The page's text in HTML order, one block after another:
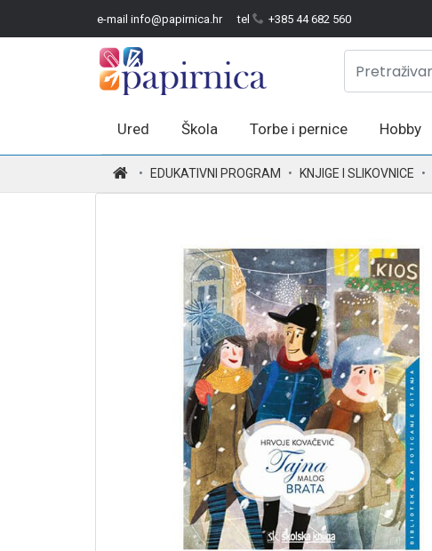
e-mail info@papirnica.hr tel +385 44 682 560
Ured Škola Torbe i pernice Hobby
EDUKATIVNI PROGRAM KNJIGE I SLIKOVNICE